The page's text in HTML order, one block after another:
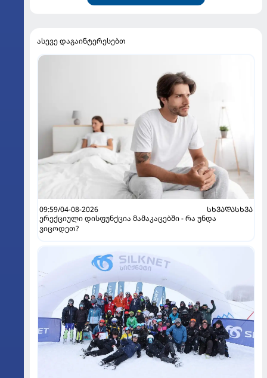
ასევე დაგაინტერესებთ
09:59/04-08-2026
ᲡᲮᲕᲐᲓᲐᲡᲮᲕᲐ
ერექციული დისფუნქცია მამაკაცებში - რა უნდა
ვიცოდეთ?